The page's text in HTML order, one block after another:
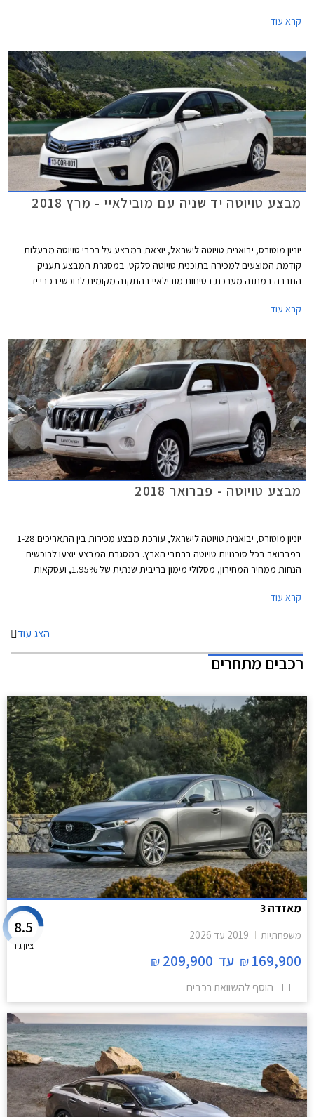
בימים א'-ה' בין השעות 8:00-19:00 ובימי ו' בין השעות 8:00-15:00.
קרא עוד
מבצע טויוטה יד שניה עם מובילאיי - מרץ 2018
יוניון מוטורס, יבואנית טויוטה לישראל, יוצאת במבצע על רכבי טויוטה מבעלות
קודמת המוצעים למכירה בתוכנית טויוטה סלקט. במסגרת המבצע תעניק
החברה במתנה מערכת בטיחות מובילאיי בהתקנה מקומית לרוכשי רכבי יד
קרא עוד
מבצע טויוטה - פברואר 2018
יוניון מוטורס, יבואנית טויוטה לישראל, עורכת מבצע מכירות בין התאריכים 1-28
בפברואר בכל סוכנויות טויוטה ברחבי הארץ. במסגרת המבצע יוצעו לרוכשים
הנחות ממחיר המחירון, מסלולי מימון בריבית שנתית של 1.95%, ועסקאות
קרא עוד
הצג עוד
רכבים מתחרים
מאזדה 3
משפחתיות 2019 עד 2026
169,900
₪ עד 209,900
₪
8.5
ציון גיר
הוסף להשוואת רכבים